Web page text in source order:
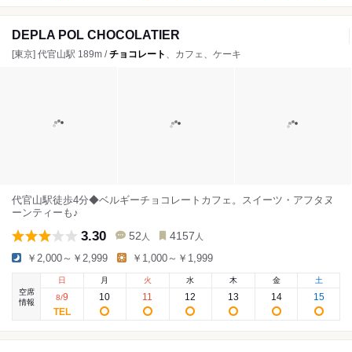
DEPLA POL CHOCOLATIER
[東京] 代官山駅 189m /チョコレート 、カフェ、ケーキ
代官山駅徒歩4分◆ベルギーチョコレートカフェ。スイーツ・アフタヌ
ーンティーも♪
3.30 52 人 4157 人
￥2,000～￥2,999 ￥1,000～￥1,999
空席
情報
日
8/9
月
10
火
11
水
12
木
13
金
14
土
15